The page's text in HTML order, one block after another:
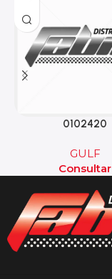
0102420
GULF
Consultar